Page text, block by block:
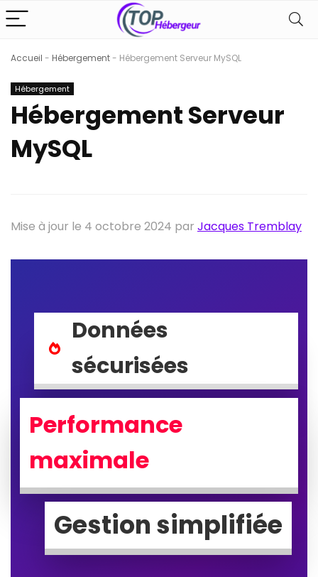
Accueil - Hébergement- Hébergement Serveur MySQL
Hébergement
Hébergement Serveur
MySQL
Mise à jour le 4 octobre 2024 par Jacques Tremblay
Données
sécurisées
Performance
maximale
Gestion simplifiée